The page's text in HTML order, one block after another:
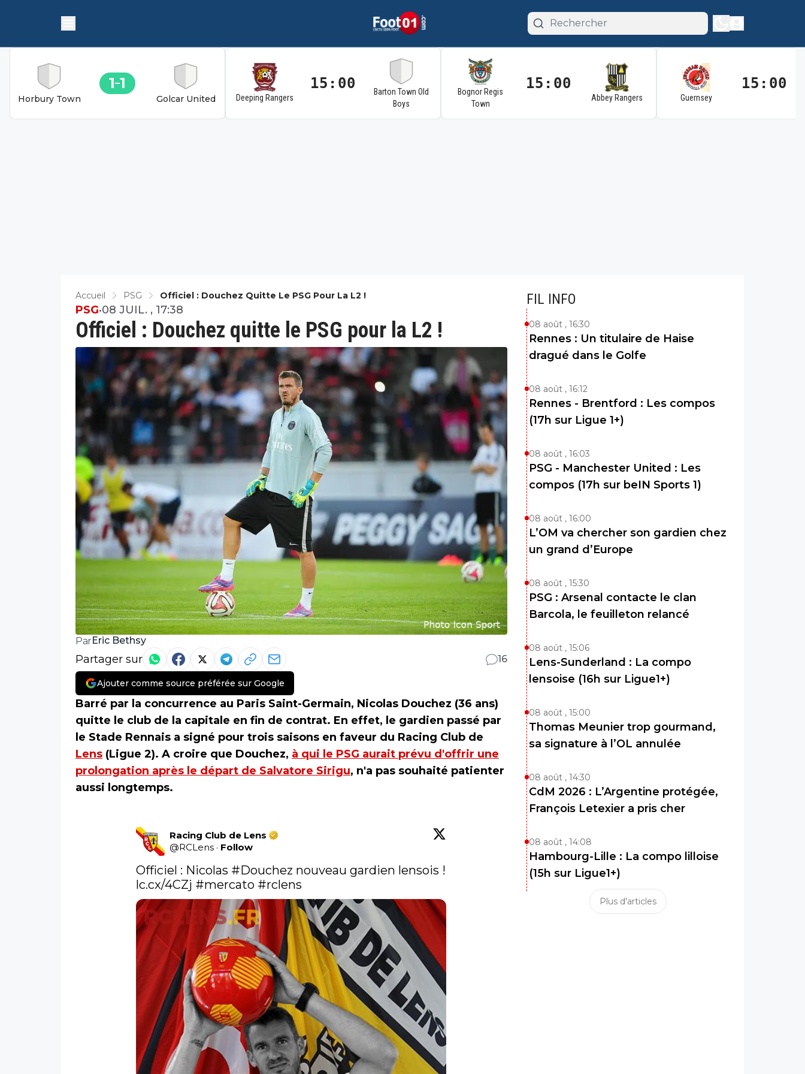
Horbury Town
1 1
Golcar United Deeping Rangers
15:00
Barton Town Old
Boys
Bognor Regis
Town
15:00
Abbey Rangers Guernsey
15:00
Accueil PSG Officiel : Douchez Quitte Le PSG Pour La L2 !
Officiel : Douchez quitte le PSG pour la L2 !
PSG•08 JUIL. , 17:38
ParEric Bethsy
Partager sur 16
Ajouter comme source préférée sur Google
Barré par la concurrence au Paris Saint-Germain, Nicolas Douchez (36 ans)
quitte le club de la capitale en fin de contrat. En effet, le gardien passé par
le Stade Rennais a signé pour trois saisons en faveur du Racing Club de
Lens (Ligue 2). A croire que Douchez, à qui le PSG aurait prévu d'offrir une
prolongation après le départ de Salvatore Sirigu, n'a pas souhaité patienter
aussi longtemps.
Racing Club de Lens
@RCLens · Follow
Officiel : Nicolas #Douchez
lc.cx/4CZj #mercato #rclens
FIL INFO
08 août , 16:30
Rennes : Un titulaire de Haise
dragué dans le Golfe
08 août , 16:12
Rennes - Brentford : Les compos
(17h sur Ligue 1+)
08 août , 16:03
PSG - Manchester United : Les
compos (17h sur beIN Sports 1)
08 août , 16:00
L’OM va chercher son gardien chez
un grand d’Europe
08 août , 15:30
PSG : Arsenal contacte le clan
Barcola, le feuilleton relancé
08 août , 15:06
Lens-Sunderland : La compo
lensoise (16h sur Ligue1+)
08 août , 15:00
Thomas Meunier trop gourmand,
sa signature à l’OL annulée
08 août , 14:30
CdM 2026 : L’Argentine protégée,
François Letexier a pris cher
08 août , 14:08
Hambourg-Lille : La compo lilloise
(15h sur Ligue1+)
Plus d'articles